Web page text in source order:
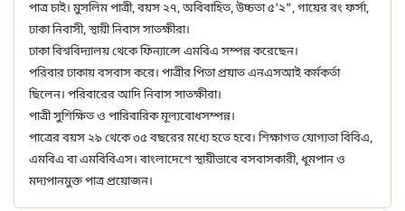
পাত্র চাই। মুসলিম পাত্রী, বয়স ২৭, অবিবাহিত, উচ্চতা ৫'২", গায়ের রং ফর্সা,
ঢাকা নিবাসী, স্থায়ী নিবাস সাতক্ষীরা।
ঢাকা বিশ্ববিদ্যালয় থেকে ফিন্যান্সে এমবিএ সম্পন্ন করেছেন।
পরিবার ঢাকায় বসবাস করে। পাত্রীর পিতা প্রয়াত এনএসআই কর্মকর্তা
ছিলেন। পরিবারের আদি নিবাস সাতক্ষীরা।
পাত্রী সুশিক্ষিত ও পারিবারিক মূল্যবোধসম্পন্ন।
পাত্রের বয়স ২৯ থেকে ৩৫ বছরের মধ্যে হতে হবে। শিক্ষাগত যোগ্যতা বিবিএ,
এমবিএ বা এমবিবিএস। বাংলাদেশে স্থায়ীভাবে বসবাসকারী, ধূমপান ও
মদ্যপানমুক্ত পাত্র প্রয়োজন।